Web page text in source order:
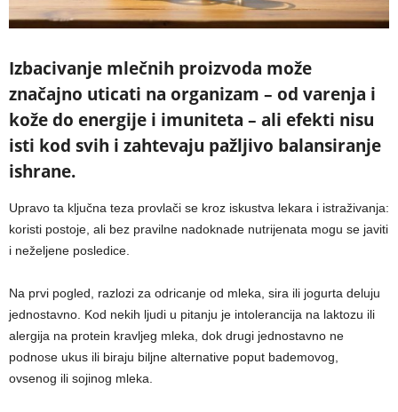
Izbacivanje mlečnih proizvoda može
značajno uticati na organizam – od varenja i
kože do energije i imuniteta – ali efekti nisu
isti kod svih i zahtevaju pažljivo balansiranje
ishrane.
Upravo ta ključna teza provlači se kroz iskustva lekara i istraživanja:
koristi postoje, ali bez pravilne nadoknade nutrijenata mogu se javiti
i neželjene posledice.
Na prvi pogled, razlozi za odricanje od mleka, sira ili jogurta deluju
jednostavno. Kod nekih ljudi u pitanju je intolerancija na laktozu ili
alergija na protein kravljeg mleka, dok drugi jednostavno ne
podnose ukus ili biraju biljne alternative poput bademovog,
ovsenog ili sojinog mleka.